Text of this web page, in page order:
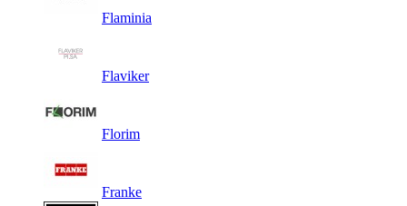
Flaminia
Flaviker
Florim
Franke